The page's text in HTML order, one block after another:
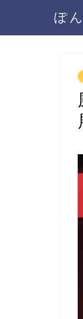
ぽ